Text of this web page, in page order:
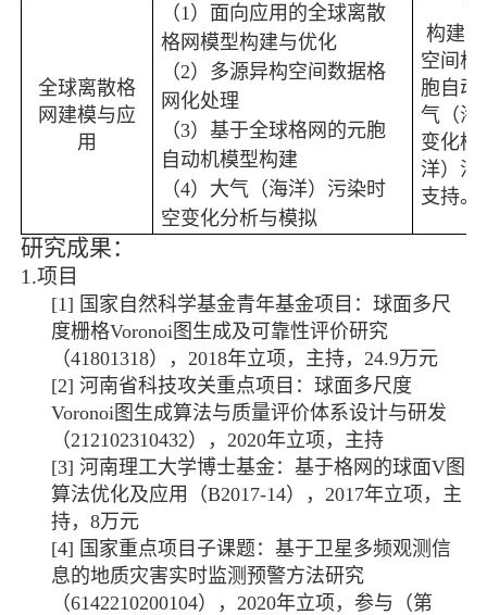
全球离散格
网建模与应
用
（1 ）面向应用的全球离散
格网模型构建与优化
（2）多源异构空间数据格
网化处理
（3）基于全球格网的元胞
自动机模型构建
（4）大气（海洋）污染时
空变化分析与模拟
构建
空间格
胞自动
气（海
变化模
洋）污
支持。
研究成果：
1.项目
[1] 国家自然科学基金青年基金项目：球面多尺
度栅格Voronoi 图生成及可靠性评价研究
（41801318）， 2018年立项，主持， 24.9万元
[2]河南省科技攻关重点项目：球面多尺度
Voronoi 图生成算法与质量评价体系设计与研发
（212102310432）， 2020年立项，主持
[3]河南理工大学博士基金：基于格网的球面V图
算法优化及应用（B2017-14）， 2017年立项，主
持，8万元
[4] 国家重点项目子课题：基于卫星多频观测信
息的地质灾害实时监测预警方法研究
（6142210200104）， 2020年立项，参与（第